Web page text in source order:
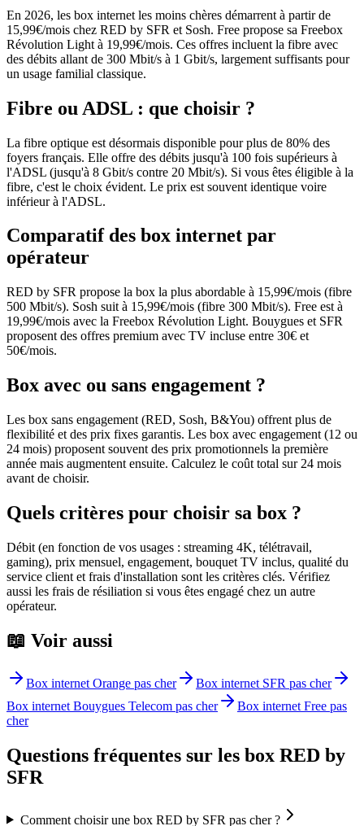
En 2026, les box internet les moins chères démarrent à partir de
15,99€/mois chez RED by SFR et Sosh. Free propose sa Freebox
Révolution Light à 19,99€/mois. Ces offres incluent la fibre avec
des débits allant de 300 Mbit/s à 1 Gbit/s, largement suffisants pour
un usage familial classique.
Fibre ou ADSL : que choisir ?
La fibre optique est désormais disponible pour plus de 80% des
foyers français. Elle offre des débits jusqu'à 100 fois supérieurs à
l'ADSL (jusqu'à 8 Gbit/s contre 20 Mbit/s). Si vous êtes éligible à la
fibre, c'est le choix évident. Le prix est souvent identique voire
inférieur à l'ADSL.
Comparatif des box internet par
opérateur
RED by SFR propose la box la plus abordable à 15,99€/mois (fibre
500 Mbit/s). Sosh suit à 15,99€/mois (fibre 300 Mbit/s). Free est à
19,99€/mois avec la Freebox Révolution Light. Bouygues et SFR
proposent des offres premium avec TV incluse entre 30€ et
50€/mois.
Box avec ou sans engagement ?
Les box sans engagement (RED, Sosh, B&You) offrent plus de
flexibilité et des prix fixes garantis. Les box avec engagement (12 ou
24 mois) proposent souvent des prix promotionnels la première
année mais augmentent ensuite. Calculez le coût total sur 24 mois
avant de choisir.
Quels critères pour choisir sa box ?
Débit (en fonction de vos usages : streaming 4K, télétravail,
gaming), prix mensuel, engagement, bouquet TV inclus, qualité du
service client et frais d'installation sont les critères clés. Vérifiez
aussi les frais de résiliation si vous êtes engagé chez un autre
opérateur.
📖 Voir aussi
Box internet Orange pas cher Box internet SFR pas cher
Box internet Bouygues Telecom pas cher Box internet Free pas
cher
Questions fréquentes sur les box RED by
SFR
Comment choisir une box RED by SFR pas cher ?